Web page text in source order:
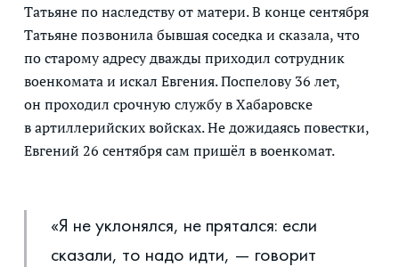
Татьяне по наследству от матери. В конце сентября
Татьяне позвонила бывшая соседка и сказала, что
по старому адресу дважды приходил сотрудник
военкомата и искал Евгения. Поспелову 36 лет,
он проходил срочную службу в Хабаровске
в артиллерийских войсках. Не дожидаясь повестки,
Евгений 26 сентября сам пришёл в военкомат.
«Я не уклонялся, не прятался: если
сказали, то надо идти, — говорит